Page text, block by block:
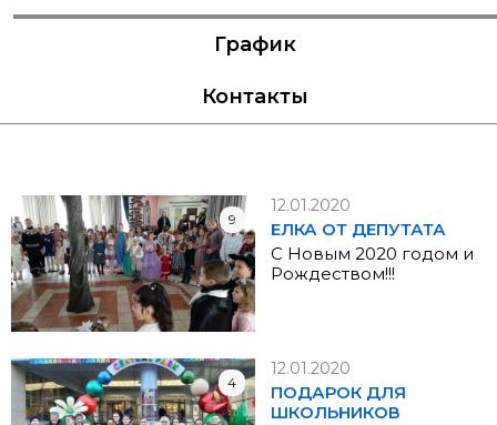
График
Контакты
9
12.01.2020
ЕЛКА ОТ ДЕПУТАТА
С Новым 2020 годом и
Рождеством!!!
4
12.01.2020
ПОДАРОК ДЛЯ
ШКОЛЬНИКОВ